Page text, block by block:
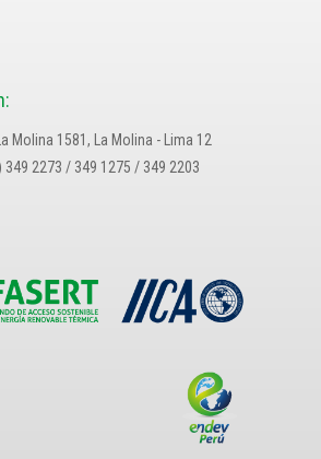
Molina 1581, La Molina - Lima 12
2273 / 349 1275 / 349 2203